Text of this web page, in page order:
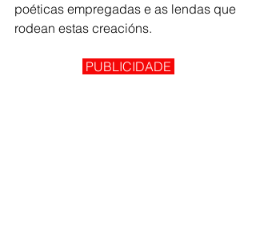
poéticas empregadas e as lendas que
rodean estas creacións.
PUBLICIDADE